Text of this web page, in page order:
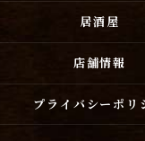
居酒屋
店舗情報
プライバシーポリ